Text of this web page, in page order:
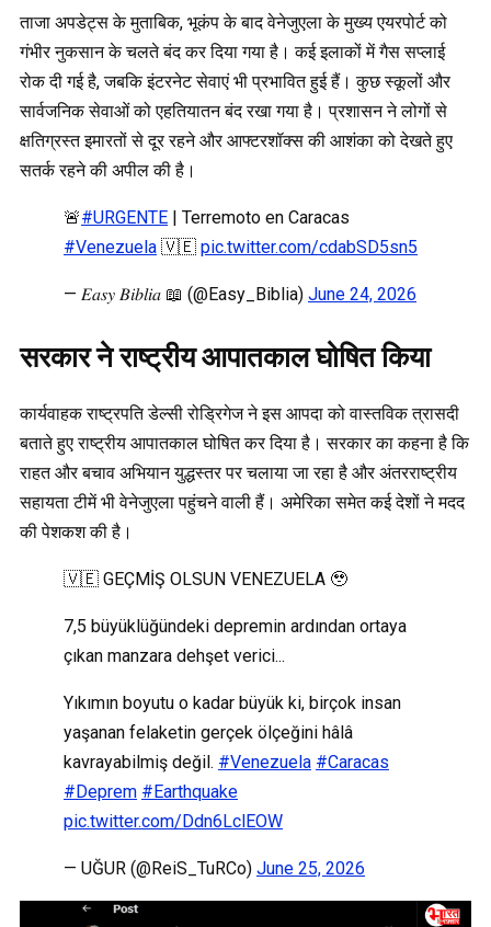
ताजा अपडेट्स के मुताबिक, भूकंप के बाद वेनेजुएला के मुख्य एयरपोर्ट को
गंभीर नुकसान के चलते बंद कर दिया गया है। कई इलाकों में गैस सप्लाई
रोक दी गई है, जबकि इंटरनेट सेवाएं भी प्रभावित हुई हैं। कुछ स्कूलों और
सार्वजनिक सेवाओं को एहतियातन बंद रखा गया है। प्रशासन ने लोगों से
क्षतिग्रस्त इमारतों से दूर रहने और आफ्टरशॉक्स की आशंका को देखते हुए
सतर्क रहने की अपील की है।
🚨#URGENTE | Terremoto en Caracas
#Venezuela 🇻🇪 pic.twitter.com/cdabSD5sn5
— 𝐸𝑎𝑠𝑦 𝐵𝑖𝑏𝑙𝑖𝑎 📖 (@Easy_Biblia) June 24, 2026
सरकार ने राष्ट्रीय आपातकाल घोषित किया
कार्यवाहक राष्ट्रपति डेल्सी रोड्रिगेज ने इस आपदा को वास्तविक त्रासदी
बताते हुए राष्ट्रीय आपातकाल घोषित कर दिया है। सरकार का कहना है कि
राहत और बचाव अभियान युद्धस्तर पर चलाया जा रहा है और अंतरराष्ट्रीय
सहायता टीमें भी वेनेजुएला पहुंचने वाली हैं। अमेरिका समेत कई देशों ने मदद
की पेशकश की है।
🇻🇪 GEÇMİŞ OLSUN VENEZUELA 🥹
7,5 büyüklüğündeki depremin ardından ortaya
çıkan manzara dehşet verici...
Yıkımın boyutu o kadar büyük ki, birçok insan
yaşanan felaketin gerçek ölçeğini hâlâ
kavrayabilmiş değil. #Venezuela #Caracas
#Deprem #Earthquake
pic.twitter.com/Ddn6LclEOW
— UĞUR (@ReiS_TuRCo) June 25, 2026